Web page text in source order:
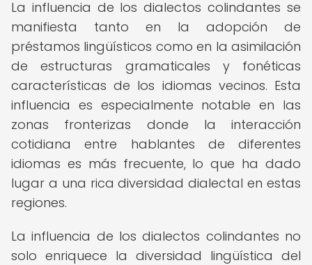
La influencia de los dialectos colindantes se
manifiesta tanto en la adopción de
préstamos lingüísticos como en la asimilación
de estructuras gramaticales y fonéticas
características de los idiomas vecinos. Esta
influencia es especialmente notable en las
zonas fronterizas donde la interacción
cotidiana entre hablantes de diferentes
idiomas es más frecuente, lo que ha dado
lugar a una rica diversidad dialectal en estas
regiones.
La influencia de los dialectos colindantes no
solo enriquece la diversidad lingüística del